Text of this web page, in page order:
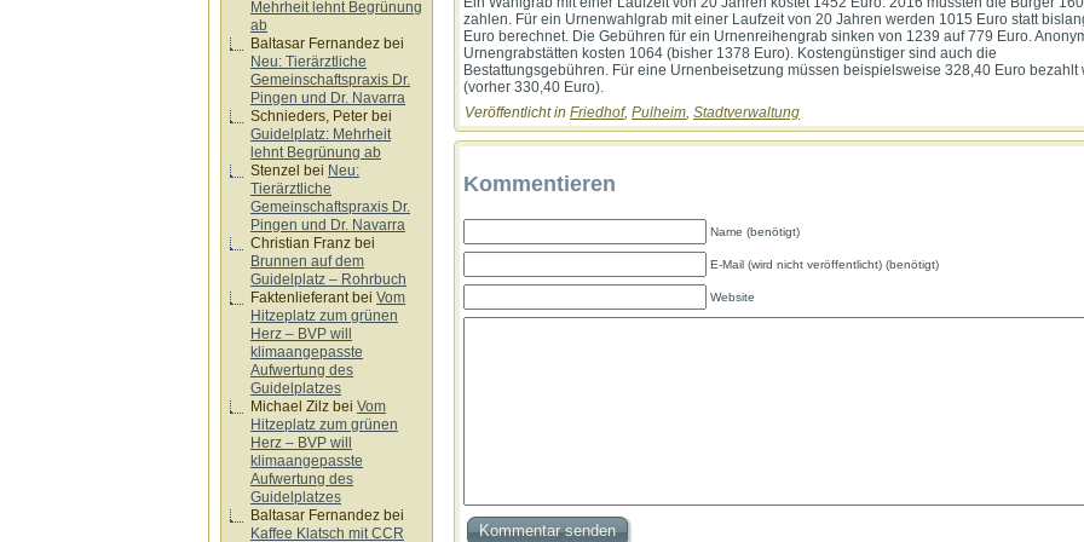
Mehrheit lehnt Begrünung
ab
Baltasar Fernandez bei
Neu: Tierärztliche
Gemeinschaftspraxis Dr.
Pingen und Dr. Navarra
Schnieders, Peter bei
Guidelplatz: Mehrheit
lehnt Begrünung ab
Stenzel bei Neu:
Tierärztliche
Gemeinschaftspraxis Dr.
Pingen und Dr. Navarra
Christian Franz bei
Brunnen auf dem
Guidelplatz – Rohrbuch
Faktenlieferantbei Vom
Hitzeplatz zum grünen
Herz – BVP will
klimaangepasste
Aufwertung des
Guidelplatzes
Michael Zilz bei Vom
Hitzeplatz zum grünen
Herz – BVP will
klimaangepasste
Aufwertung des
Guidelplatzes
Baltasar Fernandez bei
Kaffee Klatsch mit CCR
zahlen. Für ein Urnenwahlgrab mit einer Laufzeit von 20 Jahren werden 1015 Euro statt
Euro berechnet. Die Gebühren für ein Urnenreihengrab sinken von 1239 auf 779 Euro.
Urnengrabstätten kosten 1064 (bisher 1378 Euro). Kostengünstiger sind auch die
Bestattungsgebühren. Für eine Urnenbeisetzung müssen beispielsweise 328,40 Euro bezahlt
(vorher 330,40 Euro).
Veröffentlicht in Friedhof, Pulheim, Stadtverwaltung
Kommentieren
Name (benötigt)
E-Mail (wird nicht veröffentlicht) (benötigt)
Website